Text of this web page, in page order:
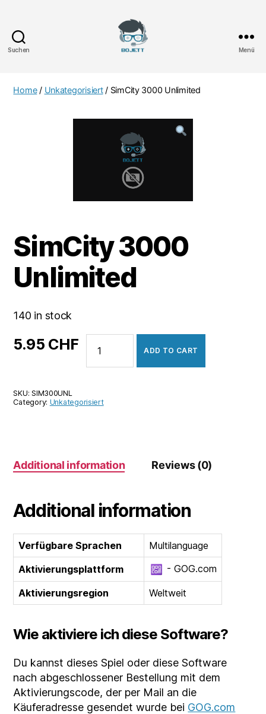
Suchen Menü
Home/ Unkategorisiert/ SimCity 3000 Unlimited
SimCity 3000
Unlimited
140 in stock
5.95 CHF
3000
Unlimited
ADD TO CART
SKU:SIM300UNL
Category: Unkategorisiert
Additional information Reviews (0)
Additional information
Verfügbare Sprachen
Multilanguage
Aktivierungsplattform
- GOG.com
Aktivierungsregion Weltweit
Wie aktiviere ich diese Software?
Du kannst dieses Spiel oder diese Software
nach abgeschlossener Bestellung mit dem
Aktivierungscode, der per Mail an die
Käuferadresse gesendet wurde bei GOG.com